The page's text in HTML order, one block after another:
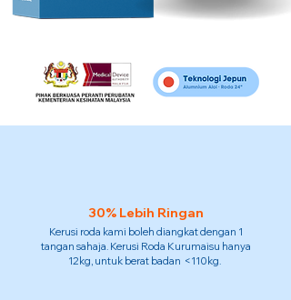
30% Lebih Ringan
Kerusi roda kami boleh diangkat dengan 1
tangan sahaja. Kerusi Roda Kurumaisu hanya
12kg, untuk berat badan <110kg.